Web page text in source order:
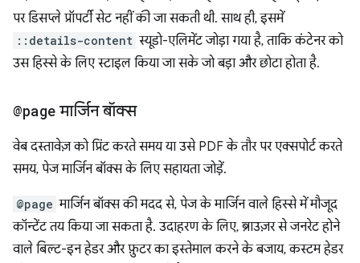
पर डिसप्ले प्रॉपर्टी सेट नहीं की जा सकती थी. साथ ही, इसमें
::details-content स्यूडो-एलिमेंट जोड़ा गया है, ताकि कंटेनर को
उस हिस्से के लिए स्टाइल किया जा सके जो बड़ा और छोटा होता है.
@page मार्जिन बॉक्स
वेब दस्तावेज़ को प्रिंट करते समय या उसे PDF के तौर पर एक्सपोर्ट करते
समय, पेज मार्जिन बॉक्स के लिए सहायता जोड़ें.
@page मार्जिन बॉक्स की मदद से, पेज के मार्जिन वाले हिस्से में मौजूद
कॉन्टेंट तय किया जा सकता है. उदाहरण के लिए, ब्राउज़र से जनरेट होने
वाले बिल्ट-इन हेडर और फ़ुटर का इस्तेमाल करने के बजाय, कस्टम हेडर